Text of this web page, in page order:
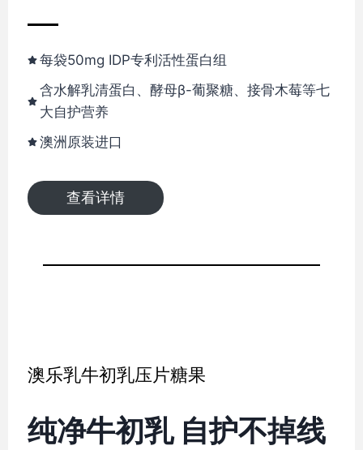
每袋50mg IDP专利活性蛋白组
含水解乳清蛋白、酵母β-葡聚糖、接骨木莓等七
大自护营养
澳洲原装进口
查看详情
澳乐乳牛初乳压片糖果
纯净牛初乳 自护不掉线